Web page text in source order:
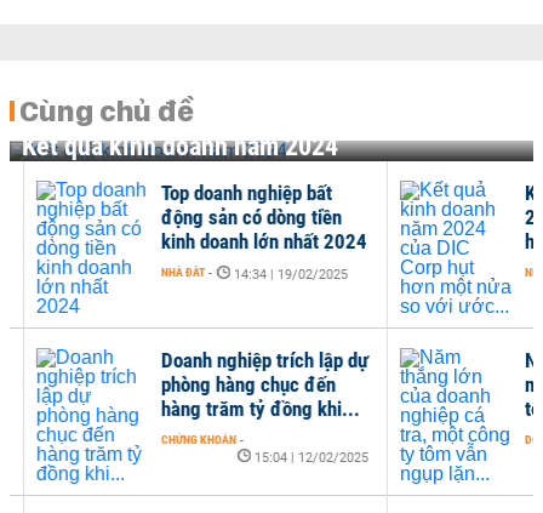
Cùng chủ đề
Kết quả kinh doanh năm 2024
Top doanh nghiệp bất
động sản có dòng tiền
kinh doanh lớn nhất 2024
NHÀ ĐẤT - 14:34 | 19/02/2025
Doanh nghiệp trích lập dự
phòng hàng chục đến
hàng trăm tỷ đồng khi...
CHỨNG KHOÁN -
15:04 | 12/02/2025
NHÀ